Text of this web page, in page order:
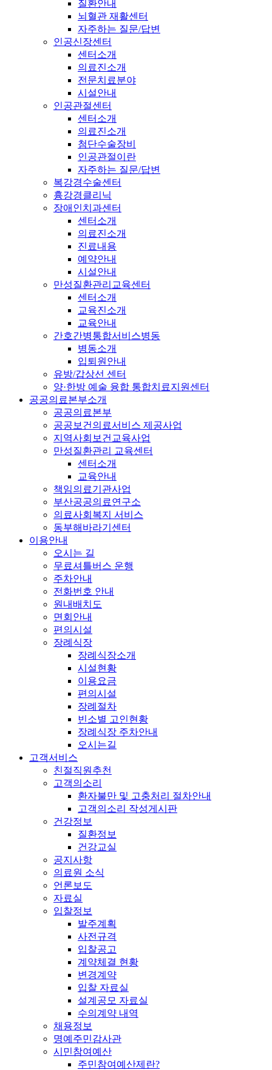
질환안내
뇌혈관 재활센터
자주하는 질문/답변
인공신장센터
센터소개
의료진소개
전문치료분야
시설안내
인공관절센터
센터소개
의료진소개
첨단수술장비
인공관절이란
자주하는 질문/답변
복강경수술센터
흉강경클리닉
장애인치과센터
센터소개
의료진소개
진료내용
예약안내
시설안내
만성질환관리교육센터
센터소개
교육진소개
교육안내
간호간병통합서비스병동
병동소개
입퇴원안내
유방/갑상선 센터
양·한방 예술 융합 통합치료지원센터
공공의료본부소개
공공의료본부
공공보건의료서비스 제공사업
지역사회보건교육사업
만성질환관리 교육센터
센터소개
교육안내
책임의료기관사업
부산공공의료연구소
의료사회복지 서비스
동부해바라기센터
이용안내
오시는 길
무료셔틀버스 운행
주차안내
전화번호 안내
원내배치도
면회안내
편의시설
장례식장
장례식장소개
시설현황
이용요금
편의시설
장례절차
빈소별 고인현황
장례식장 주차안내
오시는길
고객서비스
친절직원추천
고객의소리
환자불만 및 고충처리 절차안내
고객의소리 작성게시판
건강정보
질환정보
건강교실
공지사항
의료원 소식
언론보도
자료실
입찰정보
발주계획
사전규격
입찰공고
계약체결 현황
변경계약
입찰 자료실
설계공모 자료실
수의계약 내역
채용정보
명예주민감사관
시민참여예산
주민참여예산제란?